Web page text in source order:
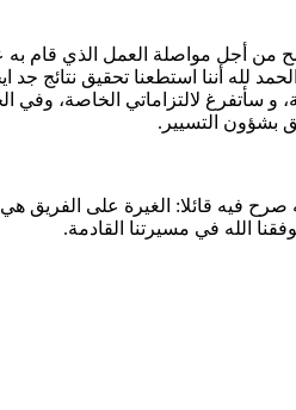
من أجل مواصلة العمل الذي قام
لله أننا استطعنا تحقيق نتائج جد
لالتزاماتي الخاصة، وفي
بشؤون التسيير.
فيه قائلا: الغيرة على الفريق
الله في مسيرتنا القادمة.